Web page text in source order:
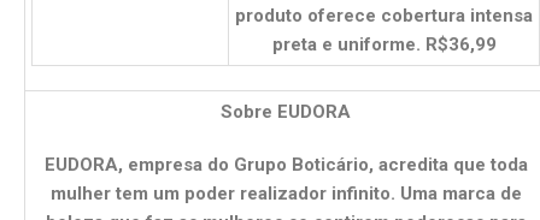
produto oferece cobertura intensa
preta e uniforme. R$36,99
Sobre EUDORA
EUDORA, empresa do Grupo Boticário, acredita que toda
mulher tem um poder realizador infinito. Uma marca de